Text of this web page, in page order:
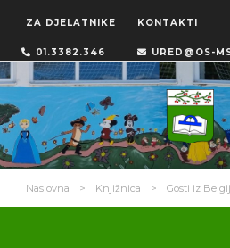
ZA DJELATNIKE KONTAKTI
01.3382.346 URED@OS-
Naslovna > Knjižnica > Gosti iz